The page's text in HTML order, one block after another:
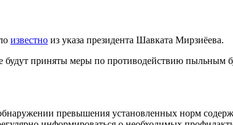
известно из указа президента Шавката Мирзиёева.
будут приняты меры по противодействию
превышения установленных норм